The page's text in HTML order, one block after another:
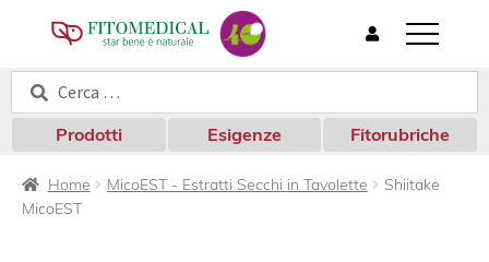
T
o
g
l
e
n
a
Cerca:
Cerca
Prodotti Esigenze Fitorubriche
Home MicoEST - Estratti Secchi in Tavolette
Shiitake
MicoEST